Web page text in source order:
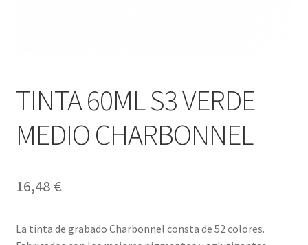
TINTA 60ML S3 VERDE
MEDIO CHARBONNEL
16,48 €
La tinta de grabado Charbonnel consta de 52 colores.